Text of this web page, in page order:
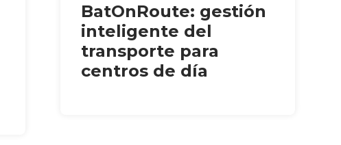
BatOnRoute: gestión
inteligente del
transporte para
centros de día